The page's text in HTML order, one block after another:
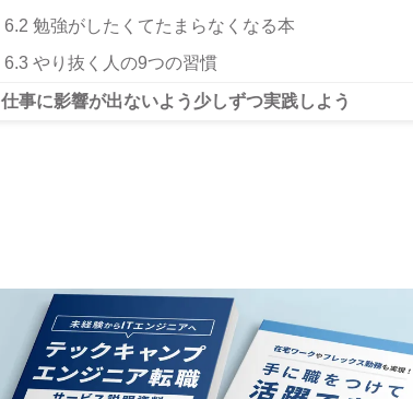
6.2 勉強がしたくてたまらなくなる本
6.3 やり抜く人の9つの習慣
仕事に影響が出ないよう少しずつ実践しよう